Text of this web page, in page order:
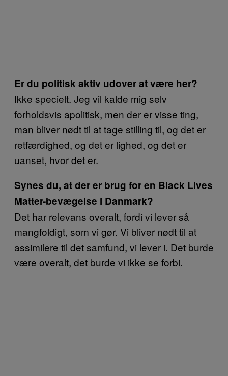
Er du politisk aktiv udover at være her?
Ikke specielt. Jeg vil kalde mig selv
forholdsvis apolitisk, men der er visse ting,
man bliver nødt til at tage stilling til, og det er
retfærdighed, og det er lighed, og det er
uanset, hvor det er.
Synes du, at der er brug for en Black Lives
Matter-bevægelse i Danmark?
Det har relevans overalt, fordi vi lever så
mangfoldigt, som vi gør. Vi bliver nødt til at
assimilere til det samfund, vi lever i. Det burde
være overalt, det burde vi ikke se forbi.